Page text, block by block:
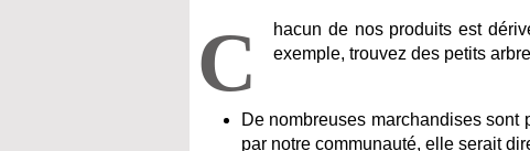
C
hacun de nos produits est
exemple, trouvez des petits
De nombreuses marchandises
par notre communauté, elle serait